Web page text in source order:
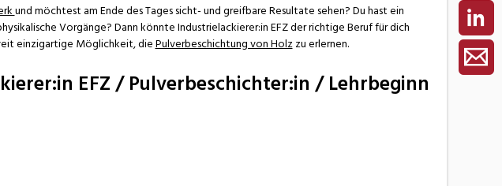
und möchtest am Ende des Tages sicht- und greifbare Resultate sehen? Du hast ein
Vorgänge? Dann könnte Industrielackierer:in EFZ der richtige Beruf für dich
einzigartige Möglichkeit, diePulverbeschichtung von Holzzu erlernen.
EFZ / Pulverbeschichter:in / Lehrbeginn